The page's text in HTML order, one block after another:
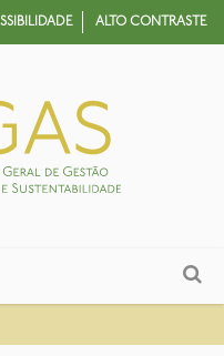
ALTO CONTRASTE
Busca
Avançada…